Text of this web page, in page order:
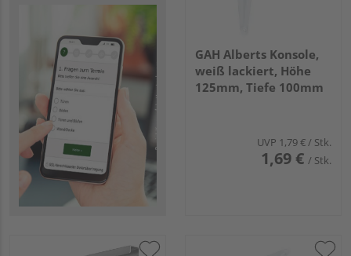
GAH Alberts Konsole,
weiß lackiert, Höhe
125mm, Tiefe 100mm
UVP 1,79 €/ Stk.
1,69 € / Stk.